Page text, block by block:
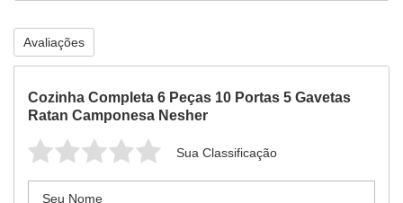
Avaliações
Cozinha Completa 6 Peças 10 Portas 5 Gavetas
Ratan Camponesa Nesher
Sua Classificação